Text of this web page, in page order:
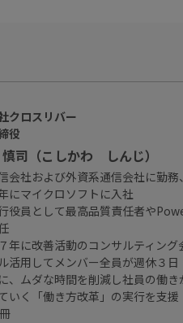
クロスリバー
役
司（こしかわ しんじ）
会社および外資系通信会社に勤
にマイクロソフトに入社
役員として最高品質責任者や
年に改善活動のコンサルティン
活用してメンバー全員が週休３
、ムダな時間を削減し社員の働
いく「働き方改革」の実行を支援